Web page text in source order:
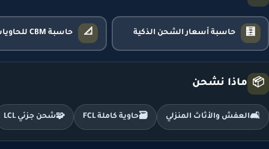
🧮 حاسبة أسعار الشحن الذكية 📐 حاسبة CBM للحاويات
📦 ماذا نشحن
🛋️العفش والأثاث المنزلي 🗃️حاوية كاملة FCL 🧩شحن جزئي LCL